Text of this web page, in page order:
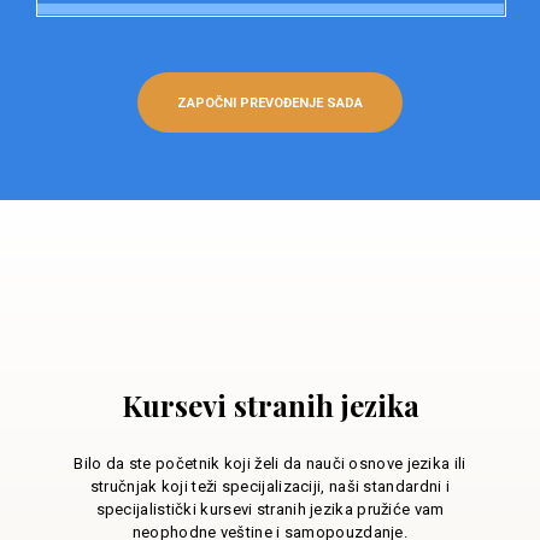
ZAPOČNI PREVOĐENJE SADA
Kursevi stranih jezika
Bilo da ste početnik koji želi da nauči osnove jezika ili
stručnjak koji teži specijalizaciji, naši standardni i
specijalistički kursevi stranih jezika pružiće vam
neophodne veštine i samopouzdanje.